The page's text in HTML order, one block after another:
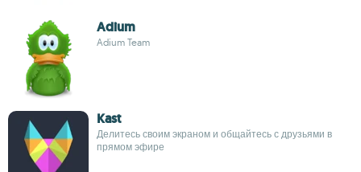
Adium
Adium Team
Kast
Делитесь своим экраном и общайтесь с друзьями в
прямом эфире